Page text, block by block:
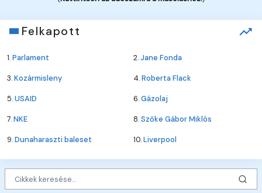
Felkapott
1.Parlament 2.Jane Fonda
3.Kozármisleny 4.Roberta Flack
5.USAID 6.Gázolaj
7.NKE 8.Szőke Gábor Miklós
9.Dunaharaszti baleset 10.Liverpool